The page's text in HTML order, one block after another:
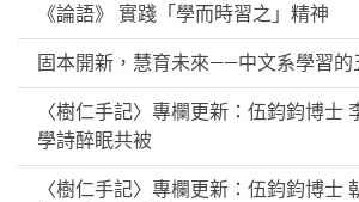
《論語》 實踐「學而時習之」精神
固本開新，慧育未來——中文系學習的
〈樹仁手記〉專欄更新：伍鈞鈞博士
學詩醉眠共被
〈樹仁手記〉專欄更新：伍鈞鈞博士